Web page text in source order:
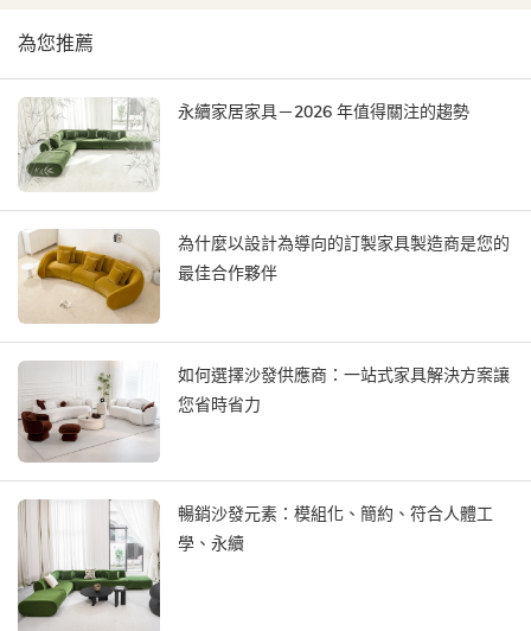
為您推薦
永續家居家具－2026 年值得關注的趨勢
為什麼以設計為導向的訂製家具製造商是您的
最佳合作夥伴
如何選擇沙發供應商：一站式家具解決方案讓
您省時省力
暢銷沙發元素：模組化、簡約、符合人體工
學、永續